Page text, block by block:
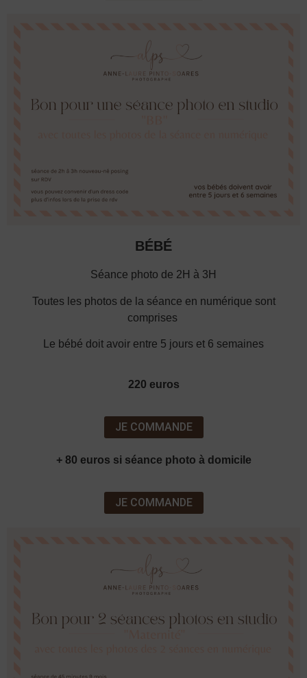
BÉBÉ
Séance photo de 2H à 3H
Toutes les photos de la séance en numérique sont
comprises
Le bébé doit avoir entre 5 jours et 6 semaines
220 euros
JE COMMANDE
+ 80 euros si séance photo à domicile
JE COMMANDE